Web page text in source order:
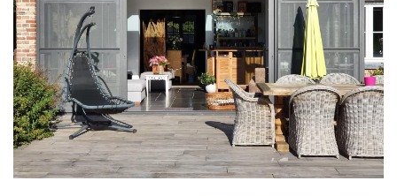
klik voor slideshow